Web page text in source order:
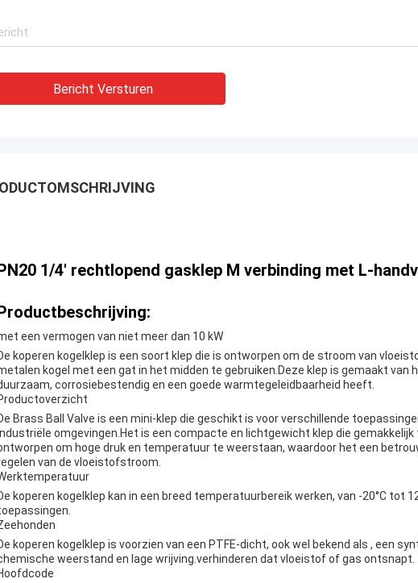
Bericht Versturen
1/4' rechtlopend gasklep M verbinding met L-
een vermogen van niet meer dan 10 kW
koperen kogelklep is een soort klep die is ontworpen om de stroom van
kogel met een gat in het midden te gebruiken.Deze klep is gemaakt van
corrosiebestendig en een goede warmtegeleidbaarheid heeft.
Brass Ball Valve is een mini-klep die geschikt is voor verschillende
omgevingen.Het is een compacte en lichtgewicht klep die
om hoge druk en temperatuur te weerstaan, waardoor het een
van de vloeistofstroom.
koperen kogelklep kan in een breed temperatuurbereik werken, van -20°C tot
koperen kogelklep is voorzien van een PTFE-dicht, ook wel bekend als , een
weerstand en lage wrijving.verhinderen dat vloeistof of gas ontsnapt.